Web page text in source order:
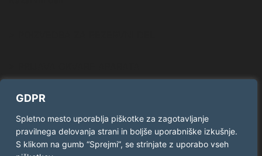
GDPR
Spletno mesto uporablja piškotke za zagotavljanje
pravilnega delovanja strani in boljše uporabniške izkušnje.
S klikom na gumb “Sprejmi”, se strinjate z uporabo vseh
FacebookTwitter